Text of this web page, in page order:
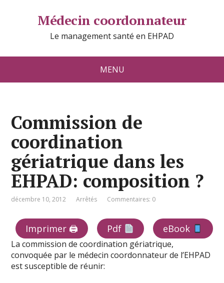
Médecin coordonnateur
Le management santé en EHPAD
MENU
Commission de
coordination
gériatrique dans les
EHPAD: composition ?
décembre 10, 2012 Arrêtés Commentaires: 0
Imprimer 🖨 Pdf eBook
La commission de coordination gériatrique,
convoquée par le médecin coordonnateur de l’EHPAD
est susceptible de réunir: